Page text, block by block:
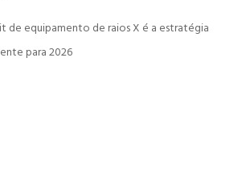
de equipamento de raios X é a estratégia
para 2026